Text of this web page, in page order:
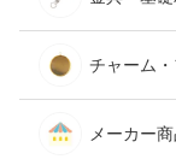
チャーム
メーカー